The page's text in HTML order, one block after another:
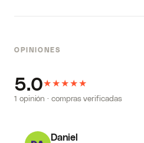
OPINIONES
5.0★★★★★
1 opinión · compras verificadas
Daniel